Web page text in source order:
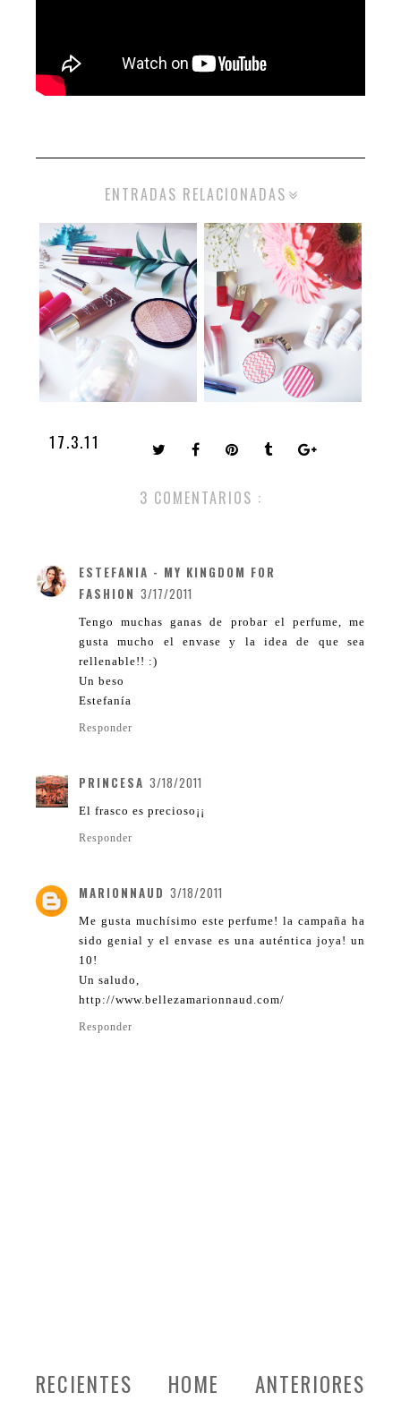
ENTRADAS RELACIONADAS
17.3.11
3 COMENTARIOS :
ESTEFANIA - MY KINGDOM FOR
FASHION 3/17/2011
Tengo muchas ganas de probar el perfume, me
gusta mucho el envase y la idea de que sea
rellenable!! :)
Un beso
Estefanía
Responder
PRINCESA 3/18/2011
El frasco es precioso¡¡
Responder
MARIONNAUD 3/18/2011
Me gusta muchísimo este perfume! la campaña ha
sido genial y el envase es una auténtica joya! un
10!
Un saludo,
http://www.bellezamarionnaud.com/
Responder
RECIENTES ANTERIORES
HOME